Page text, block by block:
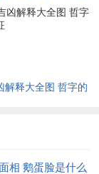
吉日一览表
解释大全图 哲字的
相 鹅蛋脸是什么